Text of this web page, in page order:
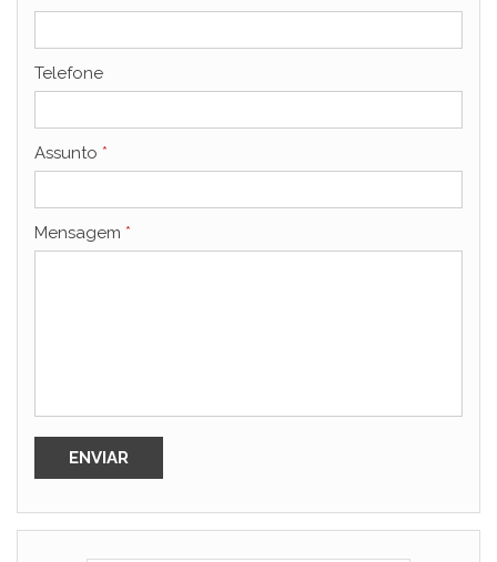
Telefone
Assunto *
Mensagem *